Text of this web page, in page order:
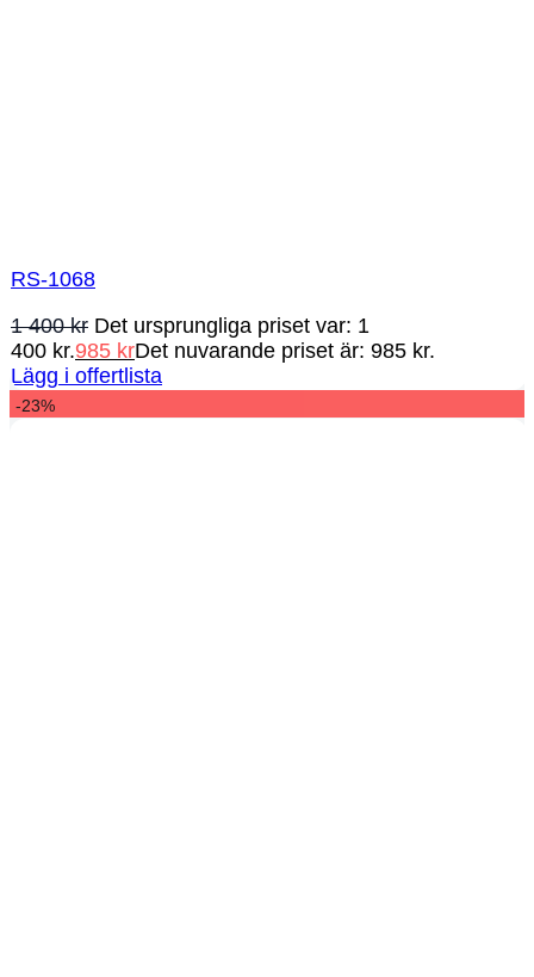
RS-1068
1 400kr Det ursprungliga priset var: 1
400 kr.985 krDet nuvarande priset är: 985 kr.
Lägg i offertlista
-23%